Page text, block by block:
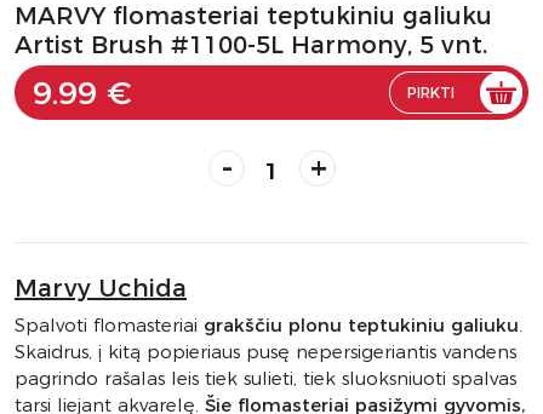
MARVY flomasteriai teptukiniu galiuku
Artist Brush #1100-5L Harmony, 5 vnt.
9.99 € PIRKTI
- +
Marvy Uchida
Spalvoti flomasteriai grakščiu plonu teptukiniu galiuku.
Skaidrus, į kitą popieriaus pusę nepersigeriantis vandens
pagrindo rašalas leis tiek sulieti, tiek sluoksniuoti spalvas
tarsi liejant akvarelę. Šie flomasteriai pasižymi gyvomis,